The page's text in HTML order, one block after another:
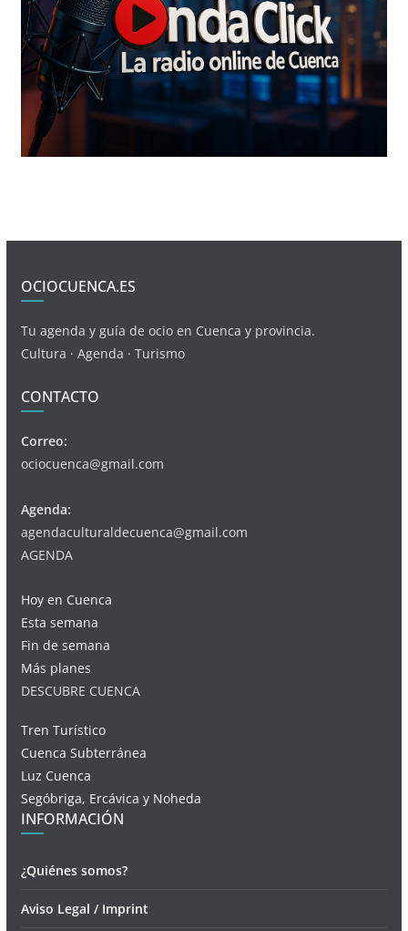
OCIOCUENCA.ES
Tu agenda y guía de ocio en Cuenca y provincia.
Cultura · Agenda · Turismo
CONTACTO
Correo:
ociocuenca@gmail.com
Agenda:
agendaculturaldecuenca@gmail.com
AGENDA
Hoy en Cuenca
Esta semana
Fin de semana
Más planes
DESCUBRE CUENCA
Tren Turístico
Cuenca Subterránea
Luz Cuenca
Segóbriga, Ercávica y Noheda
INFORMACIÓN
¿Quiénes somos?
Aviso Legal / Imprint